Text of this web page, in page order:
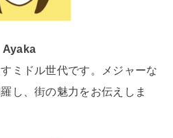
Ayaka
ミドル世代です。メジャーな
し、街の魅力をお伝えしま